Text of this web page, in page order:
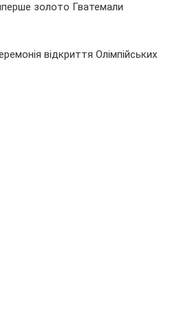
золото Гватемали
відкриття Олімпійських